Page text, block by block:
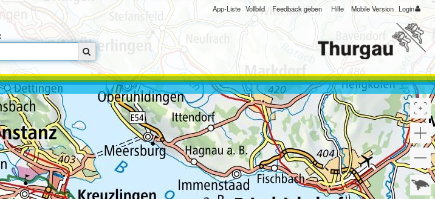
App-Liste Vollbild Feedback geben Hilfe Mobile Version Login